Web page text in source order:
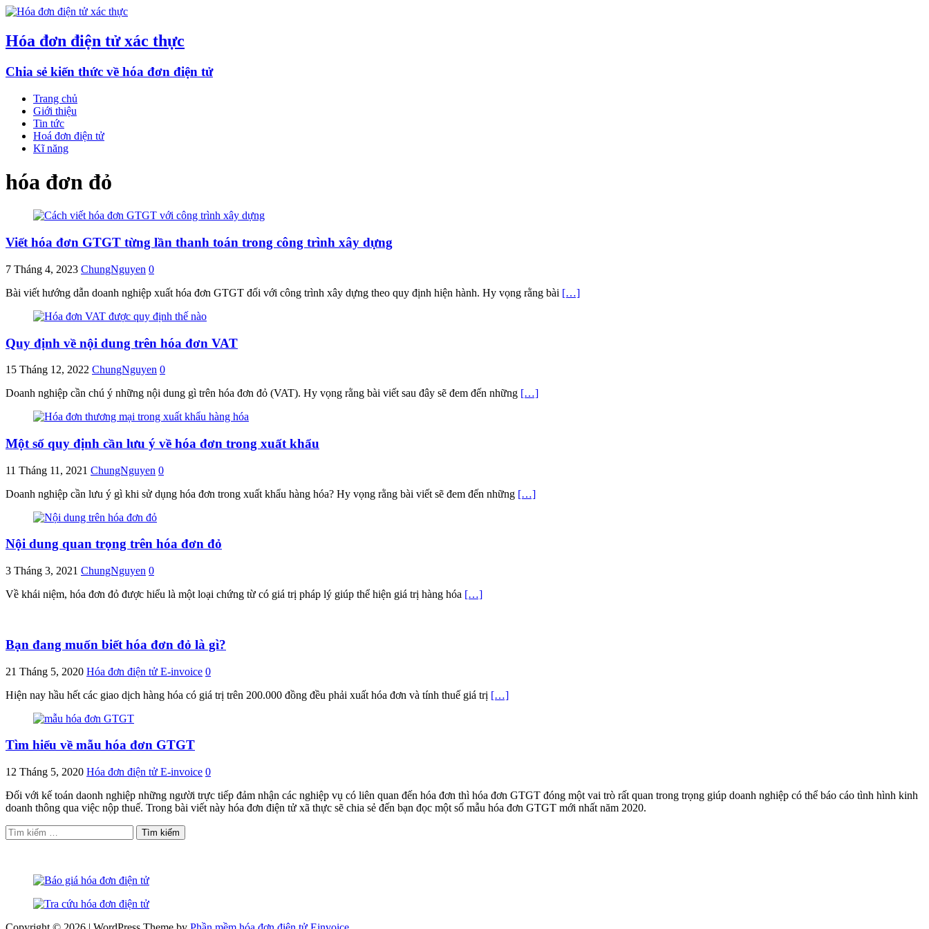
Hóa đơn điện tử xác thực
Chia sẻ kiến thức về hóa đơn điện tử
Trang chủ
Giới thiệu
Tin tức
Hoá đơn điện tử
Kĩ năng
hóa đơn đỏ
Viết hóa đơn GTGT từng lần thanh toán trong công trình xây dựng
7 Tháng 4, 2023 ChungNguyen 0
Bài viết hướng dẫn doanh nghiệp xuất hóa đơn GTGT đối với công trình xây dựng theo quy định hiện hành. Hy vọng rằng bài […]
Quy định về nội dung trên hóa đơn VAT
15 Tháng 12, 2022 ChungNguyen 0
Doanh nghiệp cần chú ý những nội dung gì trên hóa đơn đỏ (VAT). Hy vọng rằng bài viết sau đây sẽ đem đến những […]
Một số quy định cần lưu ý về hóa đơn trong xuất khẩu
11 Tháng 11, 2021 ChungNguyen 0
Doanh nghiệp cần lưu ý gì khi sử dụng hóa đơn trong xuất khẩu hàng hóa? Hy vọng rằng bài viết sẽ đem đến những […]
Nội dung quan trọng trên hóa đơn đỏ
3 Tháng 3, 2021 ChungNguyen 0
Về khái niệm, hóa đơn đỏ được hiểu là một loại chứng từ có giá trị pháp lý giúp thể hiện giá trị hàng hóa […]
Bạn đang muốn biết hóa đơn đỏ là gì?
21 Tháng 5, 2020 Hóa đơn điện tử E-invoice 0
Hiện nay hầu hết các giao dịch hàng hóa có giá trị trên 200.000 đồng đều phải xuất hóa đơn và tính thuế giá trị […]
Tìm hiểu về mẫu hóa đơn GTGT
12 Tháng 5, 2020 Hóa đơn điện tử E-invoice 0
Đối với kế toán daonh nghiệp những người trực tiếp đảm nhận các nghiệp vụ có liên quan đến hóa đơn thì hóa đơn GTGT đóng một vai trò rất quan trong trọng giúp doanh nghiệp có thể báo cáo tình hình kinh
doanh thông qua việc nộp thuế. Trong bài viết này hóa đơn điện tử xã thực sẽ chia sẻ đến bạn đọc một số mẫu hóa đơn GTGT mới nhất năm 2020.
Tìm
kiếm